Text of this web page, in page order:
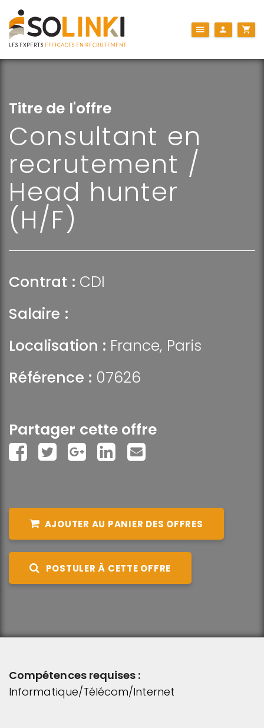
Titre de l'offre
Consultant en
recrutement /
Head hunter
(H/F)
Contrat : CDI
Salaire :
Localisation : France, Paris
Référence : 07626
Partager cette offre
AJOUTER AU PANIER DES OFFRES
POSTULER À CETTE OFFRE
Compétences requises :
Informatique/Télécom/Internet